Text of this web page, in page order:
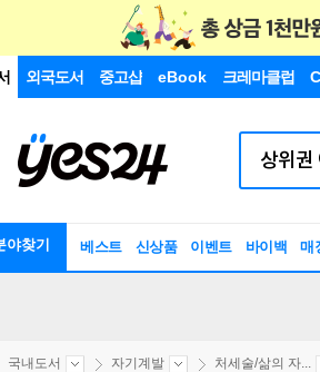
외국도서 중고샵 eBook 크레마클럽
야찾기 베스트 신상품 이벤트 바이백 매
국내도서 자기계발 처세술/삶의 자...